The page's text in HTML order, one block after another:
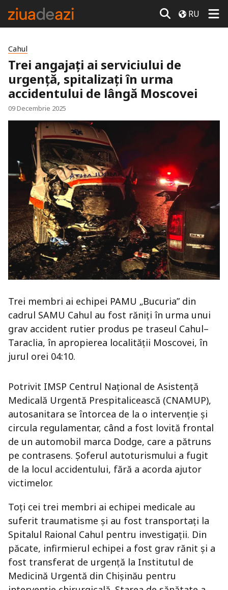
RU
Cahul
Trei angajați ai serviciului de
urgență, spitalizați în urma
accidentului de lângă Moscovei
09 Decembrie 2025
Trei membri ai echipei PAMU „Bucuria” din
cadrul SAMU Cahul au fost răniți în urma unui
grav accident rutier produs pe traseul Cahul–
Taraclia, în apropierea localității Moscovei, în
jurul orei 04:10.
Potrivit IMSP Centrul Național de Asistență
Medicală Urgentă Prespitalicească (CNAMUP),
autosanitara se întorcea de la o intervenție și
circula regulamentar, când a fost lovită frontal
de un automobil marca Dodge, care a pătruns
pe contrasens. Șoferul autoturismului a fugit
de la locul accidentului, fără a acorda ajutor
victimelor.
Toți cei trei membri ai echipei medicale au
suferit traumatisme și au fost transportați la
Spitalul Raional Cahul pentru investigații. Din
păcate, infirmierul echipei a fost grav rănit și a
fost transferat de urgență la Institutul de
Medicină Urgentă din Chișinău pentru